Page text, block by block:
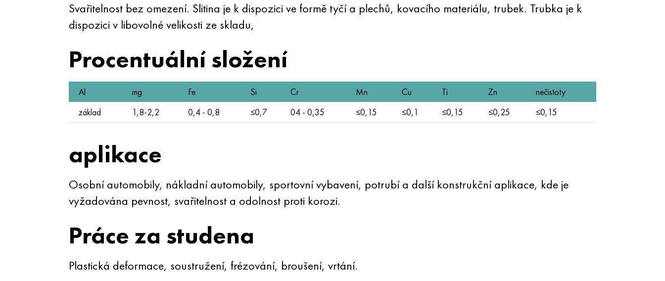
Svařitelnost bez omezení. Slitina je k dispozici ve formě tyčí a plechů, kovacího materiálu, trubek. Trubka je k
dispozici v libovolné velikosti ze skladu,
Procentuální složení
Al mg Fe Si Cr Mn Cu Ti Zn
nečistoty
základ
1,8-2,2 0,4 - 0,8 ≤0,7 04 - 0,35 ≤0,15 ≤0,1 ≤0,15 ≤0,25 ≤0,15
aplikace
Osobní automobily, nákladní automobily, sportovní vybavení, potrubí a další konstrukční aplikace, kde je
vyžadována pevnost, svařitelnost a odolnost proti korozi.
Práce za studena
Plastická deformace, soustružení, frézování, broušení, vrtání.